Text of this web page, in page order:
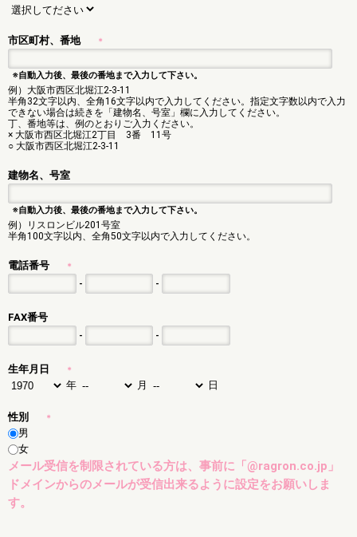
市区町村、番地 ＊
※自動入力後、最後の番地まで入力して下さい。
例）大阪市西区北堀江2-3-11
半角32文字以内、全角16文字以内で入力してください。指定文字数以内で入力
できない場合は続きを「建物名、号室」欄に入力してください。
丁、番地等は、例のとおりご入力ください。
× 大阪市西区北堀江2丁目 3番 11号
○ 大阪市西区北堀江2-3-11
建物名、号室
※自動入力後、最後の番地まで入力して下さい。
例）リスロンビル201号室
半角100文字以内、全角50文字以内で入力してください。
電話番号 ＊
- -
FAX番号
- -
生年月日 ＊
年 月 日
性別 ＊
男
女
メール受信を制限されている方は、事前に「@ragron.co.jp」
ドメインからのメールが受信出来るように設定をお願いしま
す。